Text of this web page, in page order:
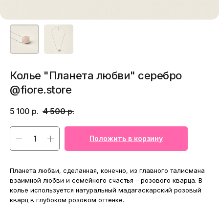
Колье "Планета любви" серебро
@fiore.store
5 100 р. 4 500 р.
Положить в корзину
Планета любви, сделанная, конечно, из главного талисмана
взаимной любви и семейного счастья – розового кварца. В
колье используется натуральный мадагаскарский розовый
кварц в глубоком розовом оттенке.